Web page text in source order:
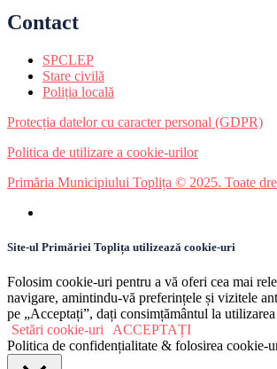
Contact
SPCLEP
Stare civilă
Poliția locală
Protecția datelor cu caracter personal (GDPR)
Politica de utilizare a cookie-urilor
Primăria Municipiului Toplița © 2025. Toate
Site-ul Primăriei Toplița utilizează cookie-uri
Folosim cookie-uri pentru a vă oferi cea mai
navigare, amintindu-vă preferințele și vizitele
pe „Acceptați”, dați consimțământul la
Setări cookie-uri
ACCEPTAȚI
Politica de confidențialitate & folosirea cookie-